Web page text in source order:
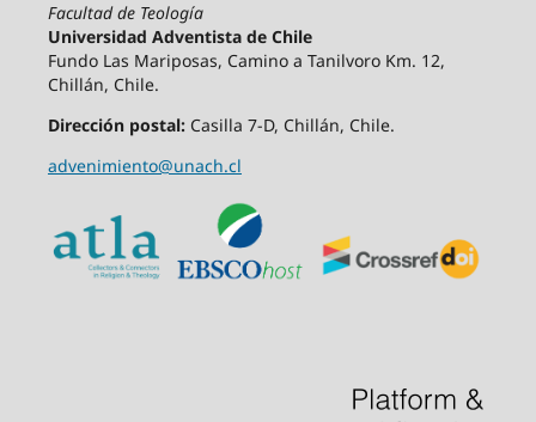
Facultad de Teología
Universidad Adventista de Chile
Fundo Las Mariposas, Camino a Tanilvoro Km. 12,
Chillán, Chile.
Dirección postal:Casilla 7-D, Chillán, Chile.
advenimiento@unach.cl